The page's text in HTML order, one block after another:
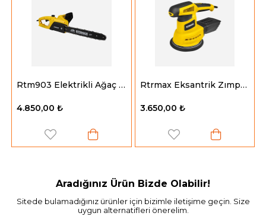
Rtm903 Elektrikli Ağaç Motoru 2000W 40 Cm Pala
4.850,00 ₺
Rtrmax Eksantrik Zımpara 430 W. 150 Mm.
3.650,00 ₺
Aradığınız Ürün Bizde Olabilir!
Sitede bulamadığınız ürünler için bizimle iletişime geçin. Size
uygun alternatifleri önerelim.